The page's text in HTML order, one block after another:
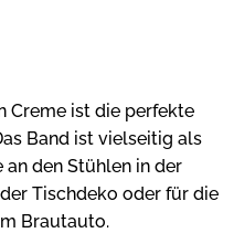
Creme ist die perfekte
Band ist vielseitig als
an den Stühlen in der
Tischdeko oder für die
Brautauto.